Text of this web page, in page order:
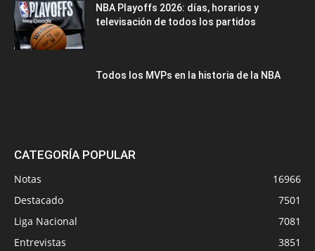
NBA Playoffs 2026: días, horarios y
televisación de todos los partidos
Todos los MVPs en la historia de la NBA
CATEGORÍA POPULAR
Notas
16966
Destacado
7501
Liga Nacional
7081
Entrevistas
3851